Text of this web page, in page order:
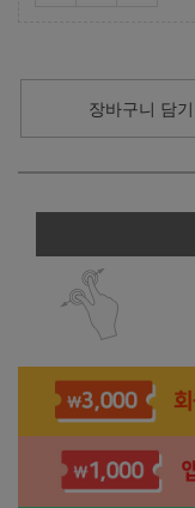
장바구니 담기